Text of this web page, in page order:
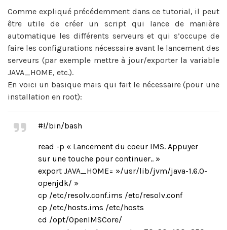
Comme expliqué précédemment dans ce tutorial, il peut
être utile de créer un script qui lance de manière
automatique les différents serveurs et qui s’occupe de
faire les configurations nécessaire avant le lancement des
serveurs (par exemple mettre à jour/exporter la variable
JAVA_HOME, etc.).
En voici un basique mais qui fait le nécessaire (pour une
installation en root):
#!/bin/bash
read -p « Lancement du coeur IMS. Appuyer
sur une touche pour continuer.. »
export JAVA_HOME= »/usr/lib/jvm/java-1.6.0-
openjdk/ »
cp /etc/resolv.conf.ims /etc/resolv.conf
cp /etc/hosts.ims /etc/hosts
cd /opt/OpenIMSCore/